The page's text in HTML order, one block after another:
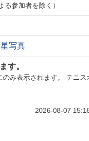
る参加者を除く）
写真
す。
のみ表示されます。 テニス
2026-08-07